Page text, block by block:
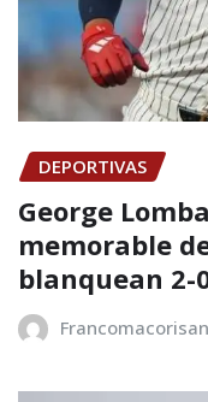
DEPORTIVAS
George
memorable
blanquean 2-